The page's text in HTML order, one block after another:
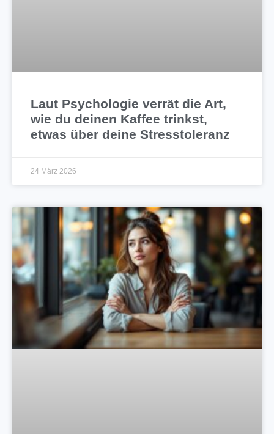
Laut Psychologie verrät die Art,
wie du deinen Kaffee trinkst,
etwas über deine Stresstoleranz
24 März 2026